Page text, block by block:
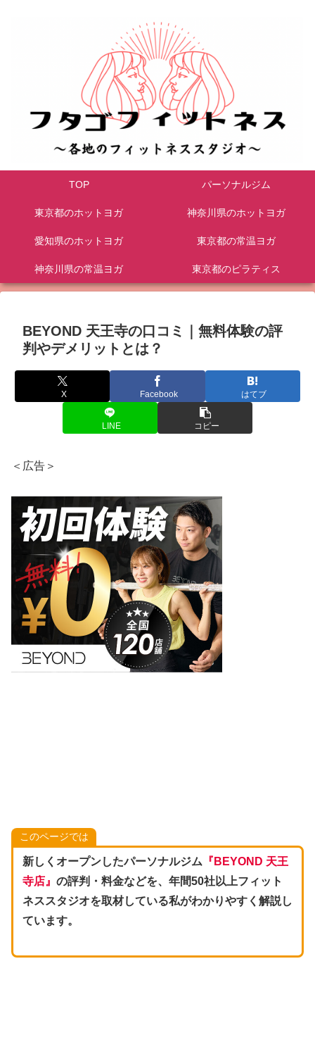
TOP パーソナルジム
東京都のホットヨガ 神奈川県のホットヨガ
愛知県のホットヨガ 東京都の常温ヨガ
神奈川県の常温ヨガ 東京都のピラティス
BEYOND 天王寺の口コミ｜無料体験の評
判やデメリットとは？
X Facebook はてブ
LINE コピー
＜広告＞
このページでは
新しくオープンしたパーソナルジム 『BEYOND 天王
寺店』 の評判・料金などを、年間50社以上フィット
ネススタジオを取材している私がわかりやすく解説し
ています。